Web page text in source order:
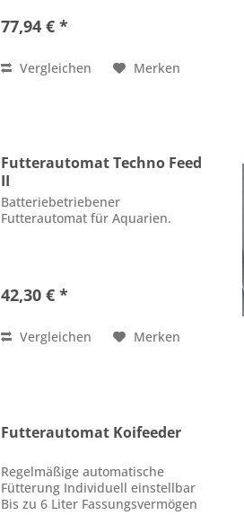
77,94 € *
Vergleichen Merken
Futterautomat Techno Feed
II
Batteriebetriebener
Futterautomat für Aquarien.
42,30 € *
Vergleichen Merken
Futterautomat Koifeeder
Regelmäßige automatische
Fütterung Individuell einstellbar
Bis zu 6 Liter Fassungsvermögen